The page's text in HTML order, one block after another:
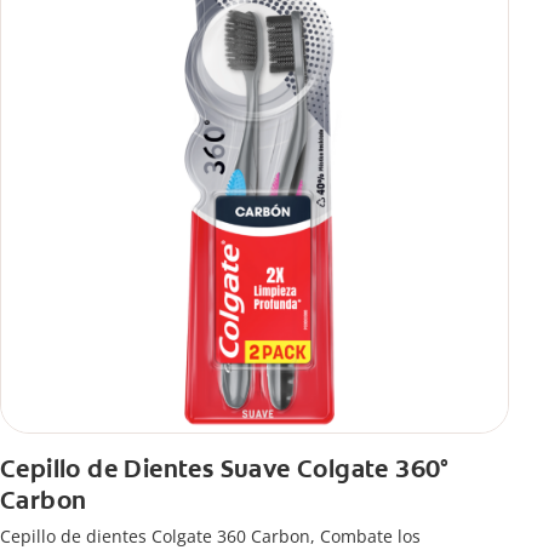
Cepillo de Dientes Suave Colgate 360°
Carbon
Cepillo de dientes Colgate 360 ​​Carbon, Combate los